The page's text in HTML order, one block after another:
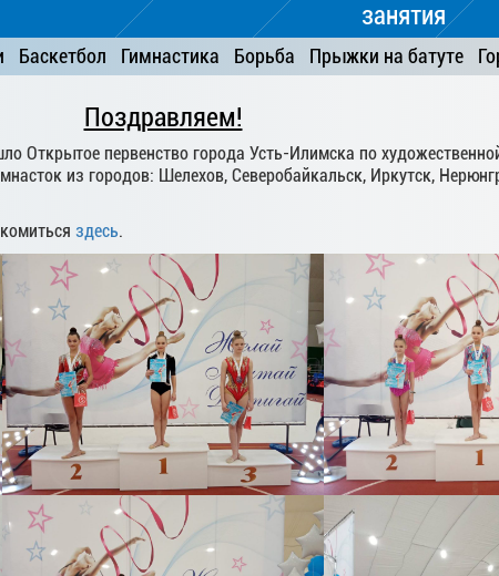
занятия
Баскетбол Гимнастика Борьба Прыжки на батуте
Поздравляем!
Открытое первенство города Усть-Илимска по
из городов: Шелехов, Северобайкальск, Иркутск,
здесь.